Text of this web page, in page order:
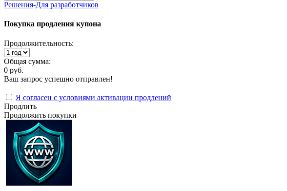
Решения-Для разработчиков
Покупка продления купона
Продолжительность:
Общая сумма:
0 руб.
Ваш запрос успешно отправлен!
Я согласен с условиями активации продлений
Продлить
Продолжить покупки